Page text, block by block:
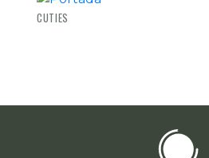
CUTIES